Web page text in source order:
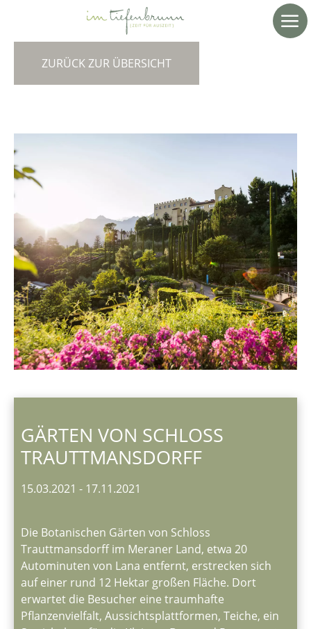
ZURÜCK ZUR ÜBERSICHT
GÄRTEN VON SCHLOSS
TRAUTTMANSDORFF
15.03.2021 - 17.11.2021
Die Botanischen Gärten von Schloss
Trauttmansdorff im Meraner Land, etwa 20
Autominuten von Lana entfernt, erstrecken sich
auf einer rund 12 Hektar großen Fläche. Dort
erwartet die Besucher eine traumhafte
Pflanzenvielfalt, Aussichtsplattformen, Teiche, ein